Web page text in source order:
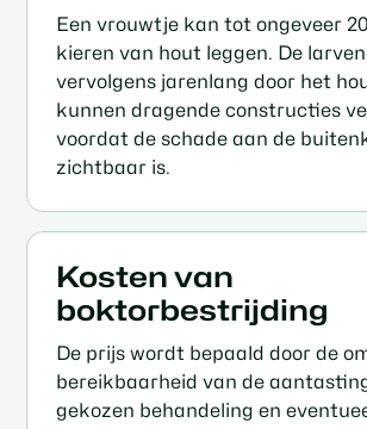
Een vrouwtje kan tot ongeveer
kieren van hout leggen. De
vervolgens jarenlang door het
kunnen dragende constructies
voordat de schade aan de
zichtbaar is.
Kosten van
boktorbestrijding
De prijs wordt bepaald door de
bereikbaarheid van de
gekozen behandeling en